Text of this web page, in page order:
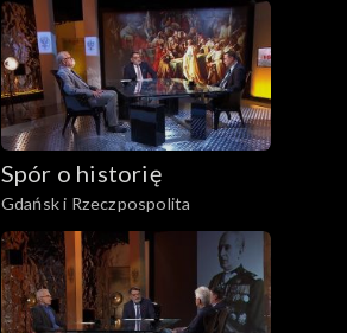
Spór o historię
Gdańsk i Rzeczpospolita